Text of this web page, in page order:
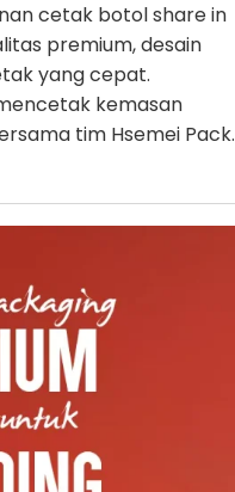
cetak botol share in
premium, desain
yang cepat.
kemasan
tim Hsemei Pack.